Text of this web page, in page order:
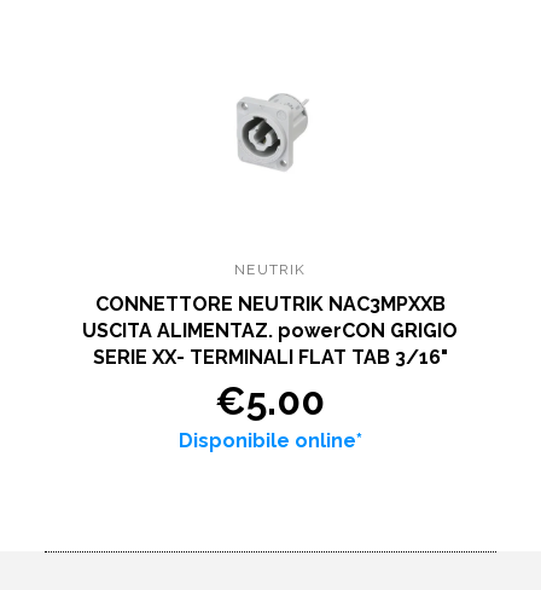
NEUTRIK
CONNETTORE NEUTRIK NAC3MPXXB
USCITA ALIMENTAZ. powerCON GRIGIO
SERIE XX- TERMINALI FLAT TAB 3/16"
€5.00
Disponibile online*